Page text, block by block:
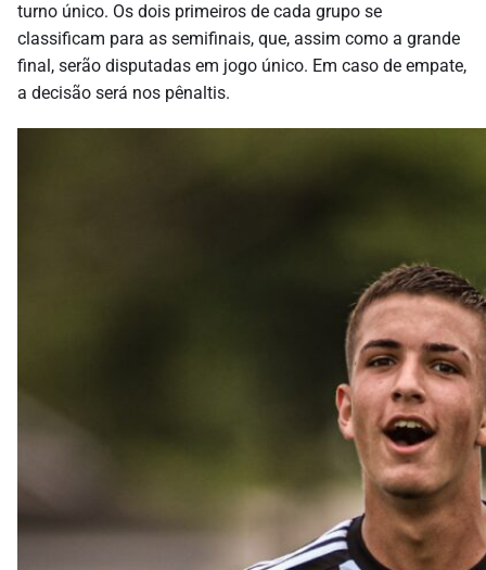
turno único. Os dois primeiros de cada grupo se
classificam para as semifinais, que, assim como a grande
final, serão disputadas em jogo único. Em caso de empate,
a decisão será nos pênaltis.